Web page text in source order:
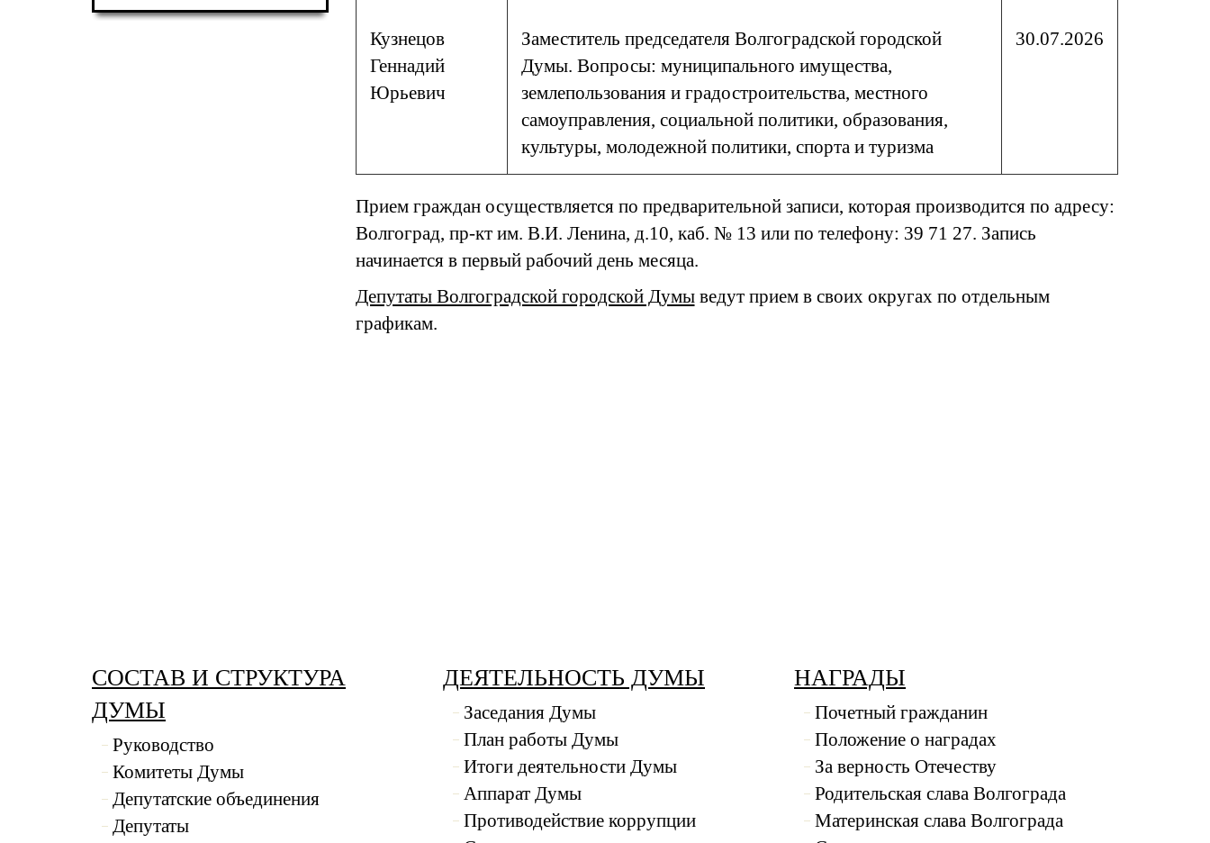
Кузнецов
Геннадий
Юрьевич
Заместитель председателя Волгоградской городской
Думы. Вопросы: муниципального имущества,
землепользования и градостроительства, местного
самоуправления, социальной политики, образования,
культуры, молодежной политики, спорта и туризма
30.07.2026
Прием граждан осуществляется по предварительной записи, которая производится по адресу:
Волгоград, пр-кт им. В.И. Ленина, д.10, каб. № 13 или по телефону: 39 71 27. Запись
начинается в первый рабочий день месяца.
Депутаты Волгоградской городской Думыведут прием в своих округах по отдельным
графикам.
СОСТАВ И СТРУКТУРА
ДУМЫ
Руководство
Комитеты Думы
Депутатские объединения
Депутаты
ДЕЯТЕЛЬНОСТЬ ДУМЫ
Заседания Думы
План работы Думы
Итоги деятельности Думы
Аппарат Думы
Противодействие коррупции
НАГРАДЫ
Почетный гражданин
Положение о наградах
За верность Отечеству
Родительская слава Волгограда
Материнская слава Волгограда